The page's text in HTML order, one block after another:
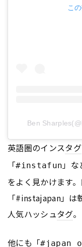
こ
Ben
英語圏のインスタグ
「#instafun」な
をよく見かけます
「#instajapan」は
人気ハッシュタグ。
他にも「